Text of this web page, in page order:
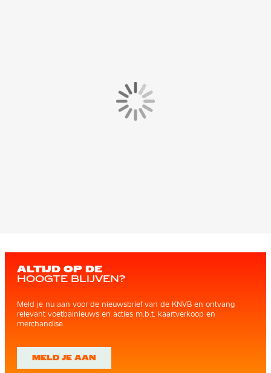
ALTIJD OP DE
HOOGTE BLIJVEN?
Meld je nu aan voor de nieuwsbrief van de KNVB en ontvang
relevant voetbalnieuws en acties m.b.t. kaartverkoop en
merchandise.
MELD JE AAN